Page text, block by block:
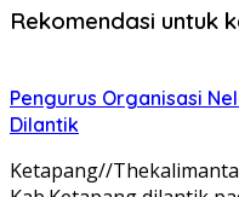
Rekomendasi untuk
Pengurus Organisasi
Dilantik
Ketapang//